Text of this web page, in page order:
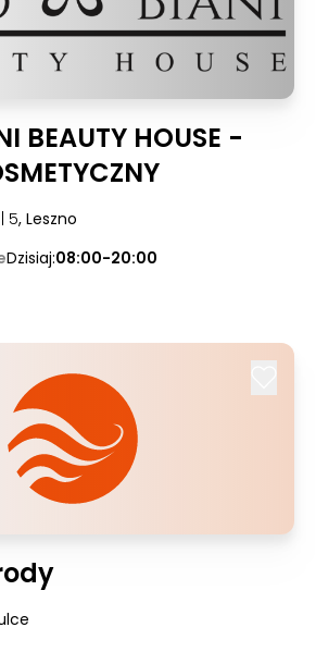
BEAUTY HOUSE -
| 5, Leszno
Dzisiaj:08:00-20:00